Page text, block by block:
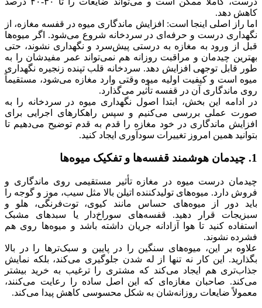
کاهش دهد.
اما راز اصلی اینجا است: افزایش ماندگاری میوه در قفسه مغازه، از
نگهداری درست و حرفه‌ای در سردخانه شروع می‌شود. اگر میوه‌ها
قبل از ورود به مغازه به درستی پیش‌سرد و نگهداری نشوند، حتی
بهترین چیدمان و مراقبت روزانه هم نمی‌تواند عمر مفیدشان را به
طور قابل توجهی افزایش دهد. سردخانه قلب تپنده زنجیره نگهداری
میوه است و کیفیت اولیه میوه وقتی وارد مغازه می‌شود، مستقیماً
روی ماندگاری آن در قفسه تأثیر می‌گذارد.
در ادامه این بخش، ابتدا اصول نگهداری میوه در سردخانه را به
صورت عملی بررسی می‌کنیم و سپس راهکارهای اجرایی برای
افزایش ماندگاری در خود مغازه را قدم به قدم توضیح می‌دهیم تا
بتوانید همین امروز تغییرات سودآوری ایجاد کنید.
1. چیدمان هوشمند قفسه‌ها و تفکیک میوه‌ها
چیدمان درست میوه در مغازه تأثیر مستقیمی روی ماندگاری و
فروش دارد. میوه‌های تولیدکننده اتیلن بالا مثل سیب، موز و گوجه را
باید دور از میوه‌های حساس مانند کیوی، توت‌فرنگی، هلو و
سبزیجات قرار دهید. قفسه‌های سوراخ‌دار یا سبدهای مشبک
استفاده کنید تا هوا آزادانه جریان داشته باشد و میوه‌ها روی هم
فشرده نشوند.
علاوه بر این، میوه‌های سنگین را در پایین و سبک‌ترها را در بالا
بگذارید. این کار نه تنها از له شدن جلوگیری می‌کند، بلکه نمایش
جذاب‌تری هم ایجاد می‌کند که مشتری را ترغیب به خرید بیشتر
می‌کند. صاحبان مغازه‌ای که این اصل ساده را رعایت می‌کنند،
معمولاً ضایعات روزانه‌شان به شکل محسوسی کاهش پیدا می‌کند.